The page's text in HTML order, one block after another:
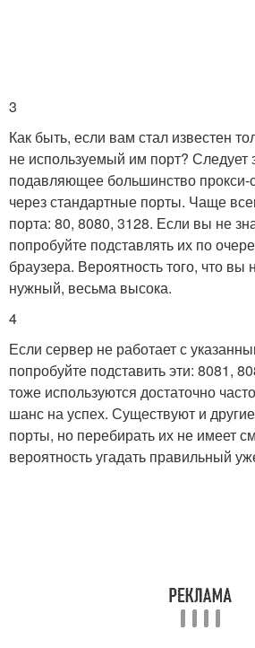
3
Как быть, если вам стал известен
не используемый им порт? Следует
подавляющее большинство прокси-
через стандартные порты. Чаще
порта: 80, 8080, 3128. Если вы не
попробуйте подставлять их по
браузера. Вероятность того, что вы
нужный, весьма высока.
4
Если сервер не работает с
попробуйте подставить эти: 8081,
тоже используются достаточно
шанс на успех. Существуют и
порты, но перебирать их не имеет
вероятность угадать правильный